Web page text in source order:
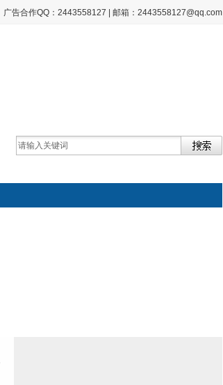
广告合作QQ：2443558127 | 邮箱：2443558127@qq.com